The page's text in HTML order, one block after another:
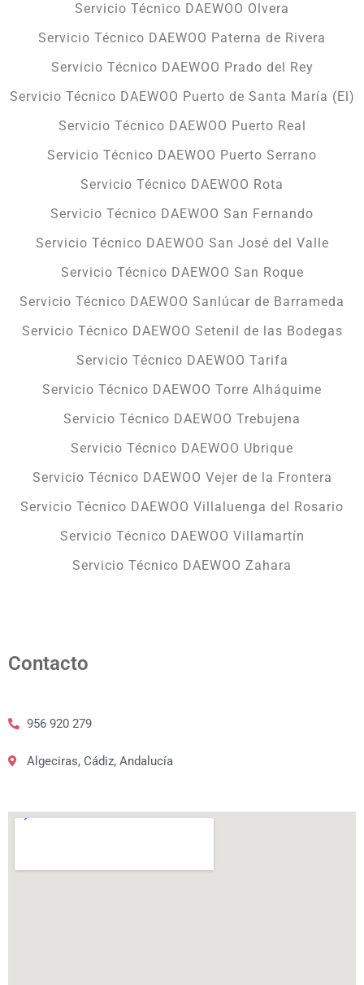
Servicio Técnico DAEWOO Olvera
Servicio Técnico DAEWOO Paterna de Rivera
Servicio Técnico DAEWOO Prado del Rey
Servicio Técnico DAEWOO Puerto de Santa María (El)
Servicio Técnico DAEWOO Puerto Real
Servicio Técnico DAEWOO Puerto Serrano
Servicio Técnico DAEWOO Rota
Servicio Técnico DAEWOO San Fernando
Servicio Técnico DAEWOO San José del Valle
Servicio Técnico DAEWOO San Roque
Servicio Técnico DAEWOO Sanlúcar de Barrameda
Servicio Técnico DAEWOO Setenil de las Bodegas
Servicio Técnico DAEWOO Tarifa
Servicio Técnico DAEWOO Torre Alháquime
Servicio Técnico DAEWOO Trebujena
Servicio Técnico DAEWOO Ubrique
Servicio Técnico DAEWOO Vejer de la Frontera
Servicio Técnico DAEWOO Villaluenga del Rosario
Servicio Técnico DAEWOO Villamartín
Servicio Técnico DAEWOO Zahara
Contacto
956 920 279
Algeciras, Cádiz, Andalucía